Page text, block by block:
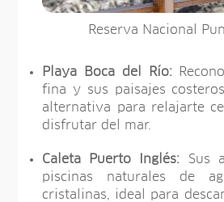
Reserva Nacional
Playa Boca del Río:
fina y sus paisajes
alternativa para relajarte
disfrutar del mar.
Caleta Puerto Inglés: Sus
piscinas naturales de
cristalinas, ideal para